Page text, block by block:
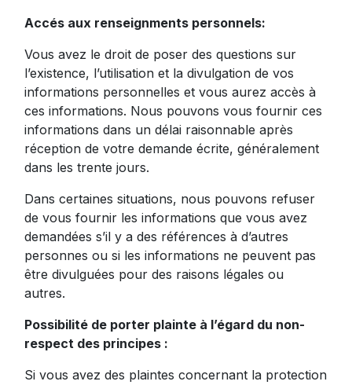
Accés aux renseignments personnels:
Vous avez le droit de poser des questions sur
l’existence, l’utilisation et la divulgation de vos
informations personnelles et vous aurez accès à
ces informations. Nous pouvons vous fournir ces
informations dans un délai raisonnable après
réception de votre demande écrite, généralement
dans les trente jours.
Dans certaines situations, nous pouvons refuser
de vous fournir les informations que vous avez
demandées s’il y a des références à d’autres
personnes ou si les informations ne peuvent pas
être divulguées pour des raisons légales ou
autres.
Possibilité de porter plainte à l’égard du non-
respect des principes :
Si vous avez des plaintes concernant la protection